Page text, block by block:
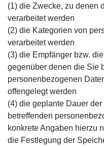
(1) die Zwecke, zu denen
verarbeitet werden
(2) die Kategorien von
verarbeitet werden
(3) die Empfänger bzw.
gegenüber denen die Sie
personenbezogenen
offengelegt werden
(4) die geplante Dauer
betreffenden
konkrete Angaben hierzu
die Festlegung der